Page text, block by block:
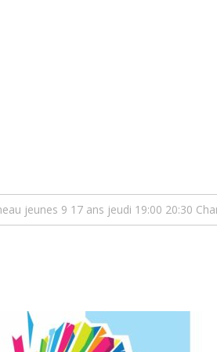
jeunes 9 17 ans jeudi 19:00 20:30